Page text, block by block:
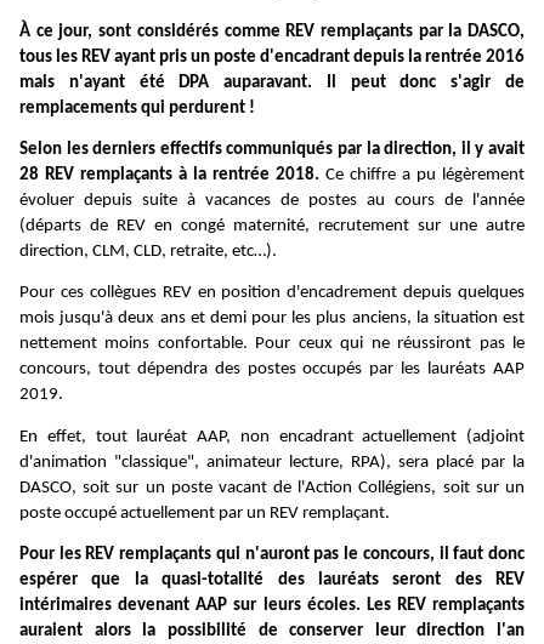
À ce jour, sont considérés comme REV remplaçants par la DASCO,
tous les REV ayant pris un poste d'encadrant depuis la rentrée 2016
mais n'ayant été DPA auparavant. Il peut donc s'agir de
remplacements qui perdurent !
Selon les derniers effectifs communiqués par la direction, il y avait
28 REV remplaçants à la rentrée 2018. Ce chiffre a pu légèrement
évoluer depuis suite à vacances de postes au cours de l'année
(départs de REV en congé maternité, recrutement sur une autre
direction, CLM, CLD, retraite, etc…).
Pour ces collègues REV en position d'encadrement depuis quelques
mois jusqu'à deux ans et demi pour les plus anciens, la situation est
nettement moins confortable. Pour ceux qui ne réussiront pas le
concours, tout dépendra des postes occupés par les lauréats AAP
2019.
En effet, tout lauréat AAP, non encadrant actuellement (adjoint
d'animation "classique", animateur lecture, RPA), sera placé par la
DASCO, soit sur un poste vacant de l'Action Collégiens, soit sur un
poste occupé actuellement par un REV remplaçant.
Pour les REV remplaçants qui n'auront pas le concours, il faut donc
espérer que la quasi-totalité des lauréats seront des REV
intérimaires devenant AAP sur leurs écoles. Les REV remplaçants
auraient alors la possibilité de conserver leur direction l'an